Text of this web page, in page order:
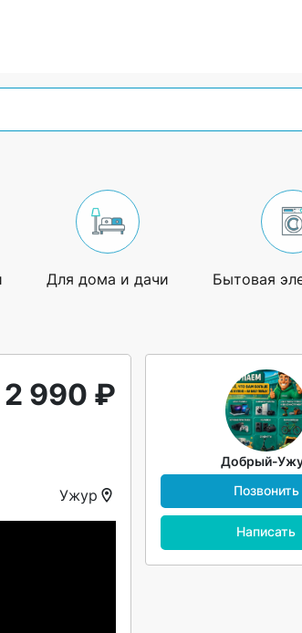
Для дома и дачи Бытовая
2 990 ₽
Ужур
Добрый-
Позвонить
Написать